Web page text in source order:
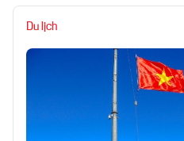
Du lịch